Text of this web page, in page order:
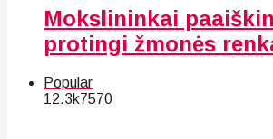
Mokslininkai
protingi žmonės
Popular
12.3k7570